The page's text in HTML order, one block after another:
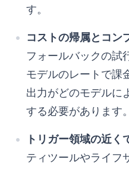
す。
コストの帰属とコン
フォールバックの試
モデルのレートで課
出力がどのモデルに
する必要があります。
トリガー領域の近く
ティツールやライフ